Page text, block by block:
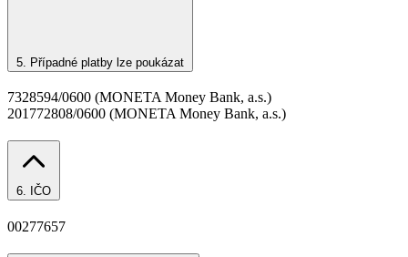
5. Případné platby lze poukázat
7328594/0600 (MONETA Money Bank, a.s.)
201772808/0600 (MONETA Money Bank, a.s.)
6. IČO
00277657